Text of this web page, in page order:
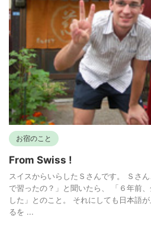
お宿のこと
From Swiss !
スイスからいらしたＳさんです。 Ｓさ
で習ったの？」と聞いたら、 「６年前
した」とのこと。 それにしても日本語
るを ...